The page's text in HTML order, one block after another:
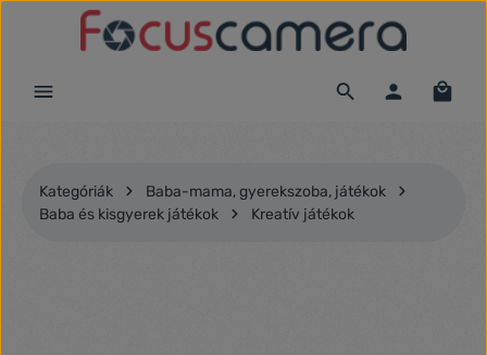
Ugrás a fő tartalomra
Kategóriák
Baba-mama, gyerekszoba, játékok
Baba és kisgyerek játékok
Kreatív játékok